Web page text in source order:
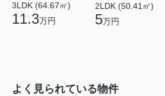
3LDK (64.67㎡)
11.3万円
2LDK (50.41㎡)
5万円
よく見られている物件